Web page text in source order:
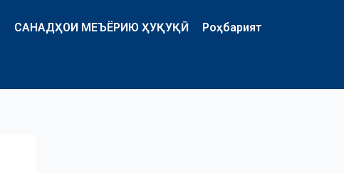
САНАДҲОИ МЕЪЁРИЮ ҲУҚУҚӢ Роҳбарият